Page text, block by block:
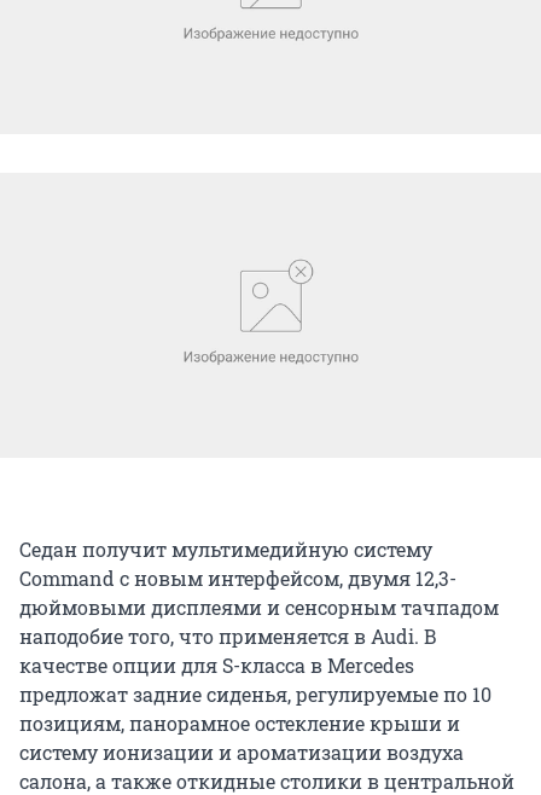
Седан получит мультимедийную систему
Command с новым интерфейсом, двумя 12,3-
дюймовыми дисплеями и сенсорным тачпадом
наподобие того, что применяется в Audi. В
качестве опции для S-класса в Mercedes
предложат задние сиденья, регулируемые по 10
позициям, панорамное остекление крыши и
систему ионизации и ароматизации воздуха
салона, а также откидные столики в центральной